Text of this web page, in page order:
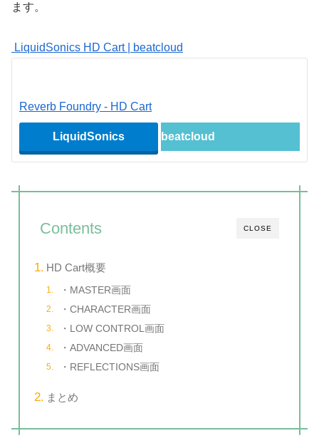
ます。
LiquidSonics HD Cart | beatcloud
Reverb Foundry - HD Cart
LiquidSonics beatcloud
CLOSE
Contents
HD Cart概要
・MASTER画面
・CHARACTER画面
・LOW CONTROL画面
・ADVANCED画面
・REFLECTIONS画面
まとめ